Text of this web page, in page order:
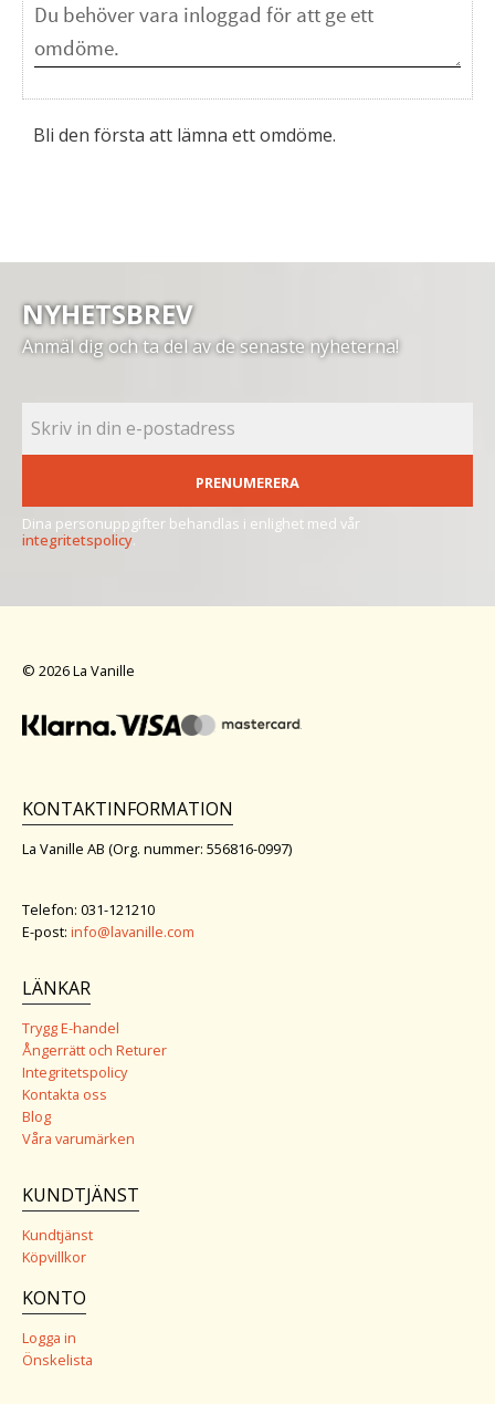
Bli den första att lämna ett omdöme.
NYHETSBREV
Anmäl dig och ta del av de senaste nyheterna!
PRENUMERERA
Dina personuppgifter behandlas i enlighet med vår
integritetspolicy.
© 2026 La Vanille
KONTAKTINFORMATION
La Vanille AB (Org. nummer: 556816-0997)
Telefon: 031-121210
E-post: info@lavanille.com
LÄNKAR
Trygg E-handel
Ångerrätt och Returer
Integritetspolicy
Kontakta oss
Blog
Våra varumärken
KUNDTJÄNST
Kundtjänst
Köpvillkor
KONTO
Logga in
Önskelista